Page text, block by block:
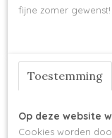
fijne zomer gewenst!
Toestemming
Op deze website
Cookies worden